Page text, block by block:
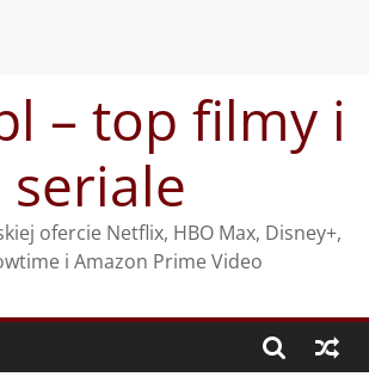
– top filmy i
seriale
ofercie Netflix, HBO Max, Disney+,
i Amazon Prime Video